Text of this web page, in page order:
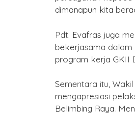
dimanapun kita
Pdt. Evafras juga
bekerjasama dalam
program kerja GKII
Sementara itu,
mengapresiasi
Belimbing Raya.